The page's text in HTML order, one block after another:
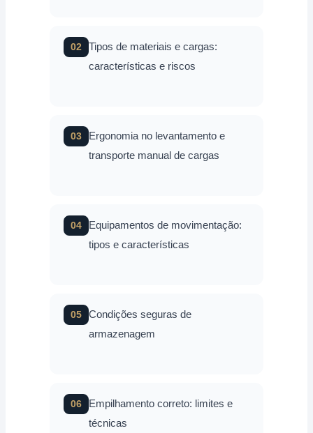
02
Tipos de materiais e cargas:
características e riscos
03
Ergonomia no levantamento e
transporte manual de cargas
04
Equipamentos de movimentação:
tipos e características
05
Condições seguras de
armazenagem
06
Empilhamento correto: limites e
técnicas